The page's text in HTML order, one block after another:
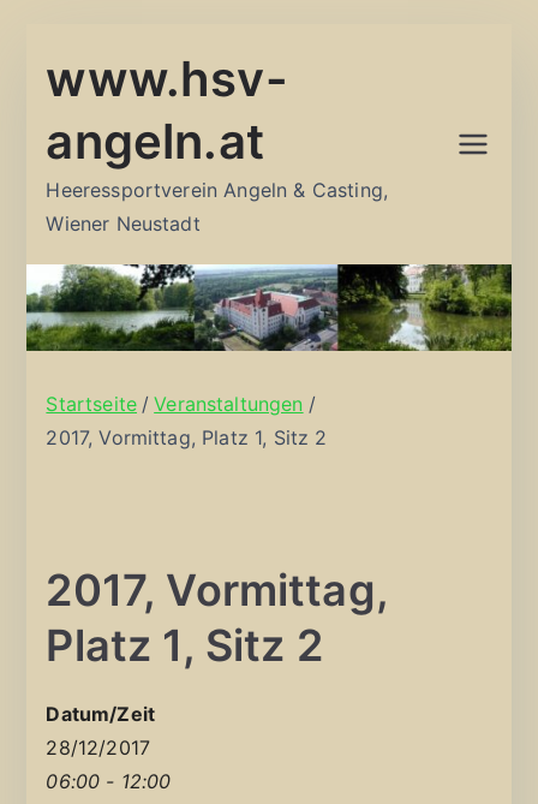
Inhalt
www.hsv-
angeln.at
Heeressportverein Angeln & Casting,
Wiener Neustadt
Startseite
Veranstaltungen
2017, Vormittag, Platz 1, Sitz 2
2017, Vormittag,
Platz 1, Sitz 2
Datum/Zeit
28/12/2017
06:00 - 12:00